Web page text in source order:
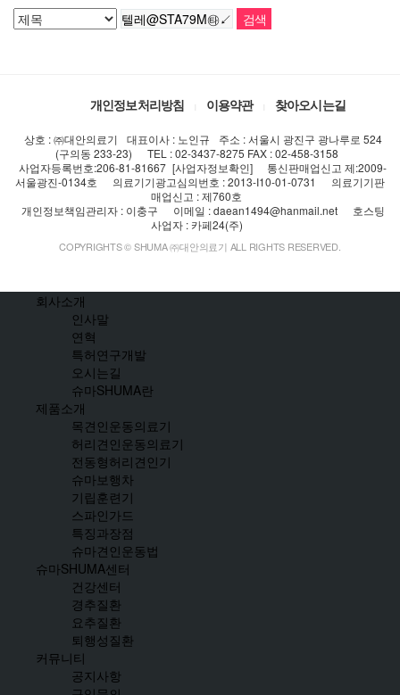
개인정보처리방침 이용약관 찾아오시는길
상호 : ㈜대안의료기 대표이사 : 노인규
주소 : 서울시 광진구 광나루로 524
(구의동 233-23)
TEL : 02-3437-8275 FAX : 02-458-3158
사업자등록번호:206-81-81667 [사업자정보확인]
통신판매업신고 제:2009-
서울광진-0134호
의료기기광고심의번호 : 2013-I10-01-0731
의료기기판
매업신고 : 제760호
개인정보책임관리자 : 이충구
이메일 : daean1494@hanmail.net
호스팅
사업자 : 카페24(주)
COPYRIGHTS © SHUMA ㈜대안의료기 ALL RIGHTS RESERVED.
회사소개
인사말
연혁
특허연구개발
오시는길
슈마SHUMA란
제품소개
목견인운동의료기
허리견인운동의료기
전동형허리견인기
슈마보행차
기립훈련기
스파인가드
특징과장점
슈마견인운동법
슈마SHUMA센터
건강센터
경추질환
요추질환
퇴행성질환
커뮤니티
공지사항